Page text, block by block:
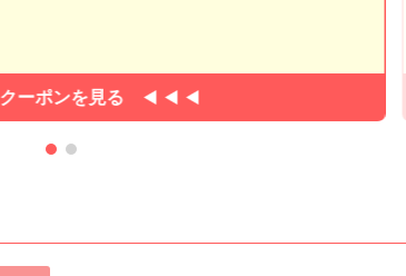
クーポンを見る